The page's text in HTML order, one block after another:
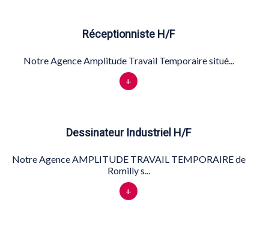
Réceptionniste H/F
Notre Agence Amplitude Travail Temporaire situé...
+
Dessinateur Industriel H/F
Notre Agence AMPLITUDE TRAVAIL TEMPORAIRE de
Romilly s...
+